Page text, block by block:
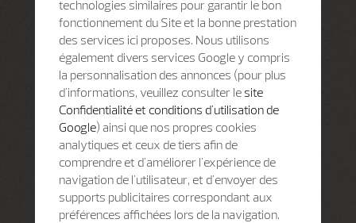
technologies similaires pour garantir le bon
fonctionnement du Site et la bonne prestation
des services ici proposes. Nous utilisons
également divers services Google y compris
la personnalisation des annonces (pour plus
d'informations, veuillez consulter le site
Confidentialité et conditions d'utilisation de
Google) ainsi que nos propres cookies
analytiques et ceux de tiers afin de
comprendre et d'améliorer l'expérience de
navigation de l'utilisateur, et d'envoyer des
supports publicitaires correspondant aux
préférences affichées lors de la navigation.